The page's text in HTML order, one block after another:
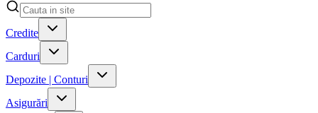
Credite
Carduri
Depozite | Conturi
Asigurări